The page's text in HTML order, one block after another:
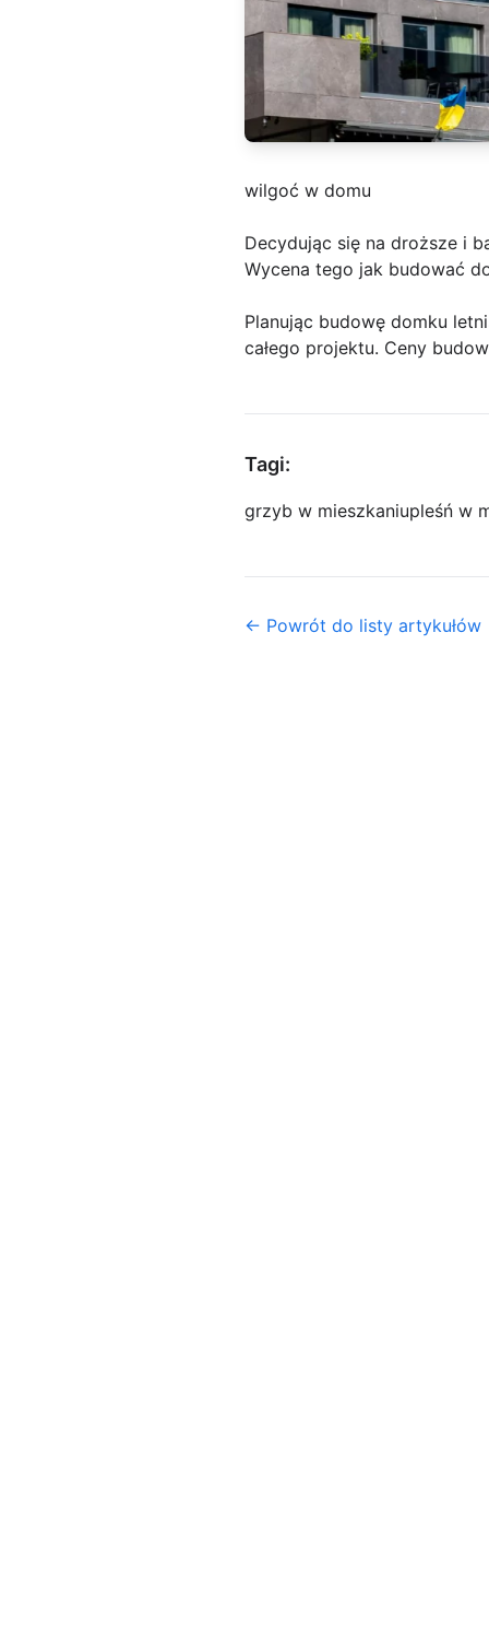
wilgoć w domu
Decydując się na droższe i
Wycena tego jak budować
Planując budowę domku
całego projektu. Ceny
Tagi:
grzyb w mieszkaniupleśń w
← Powrót do listy artykułów